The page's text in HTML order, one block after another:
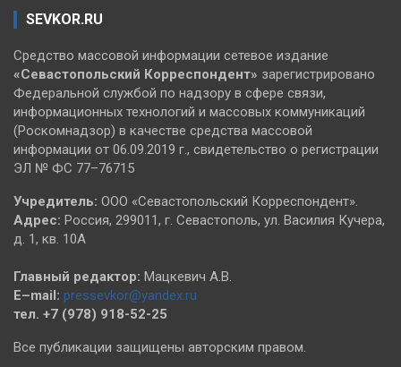
SEVKOR.RU
Средство массовой информации сетевое издание
«Севастопольский Корреспондент» зарегистрировано
Федеральной службой по надзору в сфере связи,
информационных технологий и массовых коммуникаций
(Роскомнадзор) в качестве средства массовой
информации от 06.09.2019 г., свидетельство о регистрации
ЭЛ № ФС 77–76715
Учредитель: ООО «Севастопольский Корреспондент».
Адрес: Россия, 299011, г. Севастополь, ул. Василия Кучера,
д. 1, кв. 10А
Главный редактор: Мацкевич А.В.
E–mail: pressevkor@yandex.ru
тел. +7 (978) 918-52-25
Все публикации защищены авторским правом.